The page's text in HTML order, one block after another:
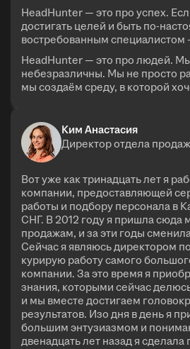
HeadHunter — это про успех.
достигать целей и быть по-
востребованным специалистом
HeadHunter — это про людей.
небезразличны. Мы не просто
мы создаём среду, в которой
Ким Анастасия
Директор отдела продаж
Вот уже как тринадцать лет я
компании, предоставляющей
работы и подбору персонала в
СНГ. В 2012 году я пришла сюда
продажам, и за эти годы
Сейчас я являюсь директором
курирую работу самого
компании. За это время я
знания, которыми сейчас
и мы вместе достигаем
результатов. Изо дня в день я
большим энтузиазмом и
двенадцать лет назад я